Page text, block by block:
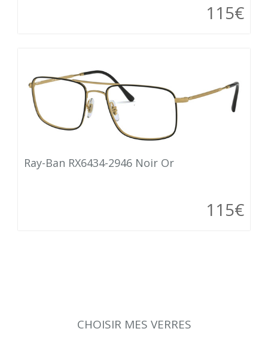
115€
Ray-Ban RX6434-2946 Noir Or
115€
CHOISIR MES VERRES